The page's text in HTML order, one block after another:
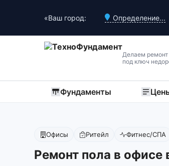
«Ваш город: Определение...
Делаем ремонт
под ключ
Фундаменты
Офисы Ритейл Фитнес/СПА
Ремонт пола в офисе